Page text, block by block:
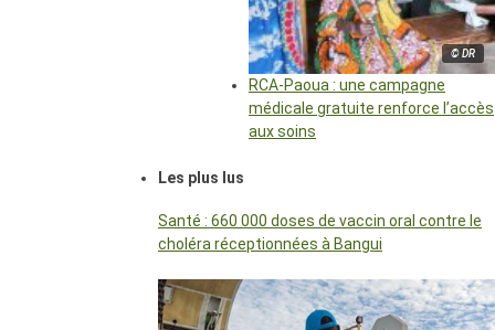
© DR
RCA-Paoua : une campagne
médicale gratuite renforce l’accès
aux soins
Les plus lus
Santé : 660 000 doses de vaccin oral contre le
choléra réceptionnées à Bangui